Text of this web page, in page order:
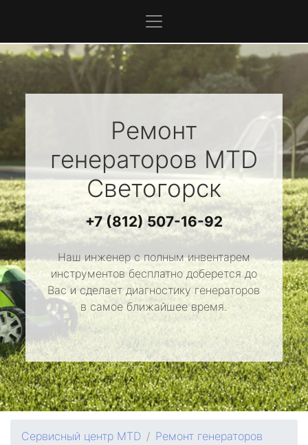
Ремонт
генераторов MTD
Светогорск
+7 (812) 507-16-92
Наш инженер с полным инвентарем
инструментов бесплатно доберется до
Вас и сделает диагностику генераторов
в самое ближайшее время.
Сервисный центр MTD
Ремонт генераторов